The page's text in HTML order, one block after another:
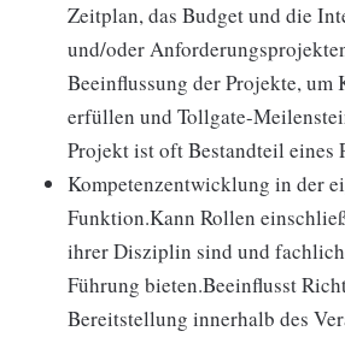
Zeitplan, das Budget und die
und/oder
Beeinflussung der Projekte, um
erfüllen und Tollgate-
Projekt ist oft Bestandteil eines
Kompetenzentwicklung in der
Funktion.Kann Rollen
ihrer Disziplin sind und
Führung bieten.Beeinflusst
Bereitstellung innerhalb des